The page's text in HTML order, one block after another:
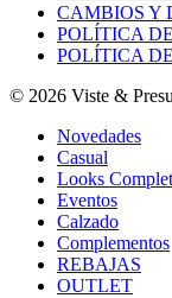
CAMBIOS Y
POLÍTICA
POLÍTICA
© 2026 Viste &
Novedades
Casual
Looks
Eventos
Calzado
Complementos
REBAJAS
OUTLET